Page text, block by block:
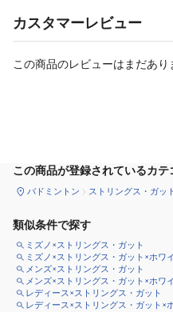
カスタマーレビュー
この商品のレビューはまだあり
この商品が登録されているカテ
バドミントン ストリングス・ガッ
類似条件で探す
ミズノ×ストリングス・ガット
ミズノ×ストリングス・ガット×ホワ
メンズ×ストリングス・ガット
メンズ×ストリングス・ガット×ホワ
レディース×ストリングス・ガット
レディース×ストリングス・ガット×